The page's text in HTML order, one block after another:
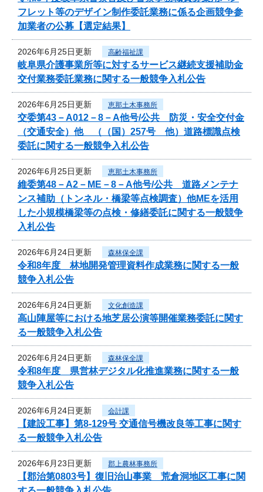
フレット等のデザイン制作委託業務に係る企画競争参
加業者の公募【選定結果】
2026年6月25日更新 高齢福祉課
岐阜県介護事業所等に対するサービス継続支援補助金
交付業務委託業務に関する一般競争入札公告
2026年6月25日更新 恵那土木事務所
交委第43－A012－8－A他号/公共 防災・安全交付金
（交通安全）他 （（国）257号 他）道路標識点検
委託に関する一般競争入札公告
2026年6月25日更新 恵那土木事務所
維委第48－A2－ME－8－A他号/公共 道路メンテナ
ンス補助（トンネル・橋梁等点検調査）他MEを活用
した小規模橋梁等の点検・修繕委託に関する一般競争
入札公告
2026年6月24日更新 森林保全課
令和8年度 林地開発管理資料作成業務に関する一般
競争入札公告
2026年6月24日更新 文化創造課
高山陣屋等における地芝居公演等開催業務委託に関す
る一般競争入札公告
2026年6月24日更新 森林保全課
令和8年度 県営林デジタル化推進業務に関する一般
競争入札公告
2026年6月24日更新 会計課
【建設工事】第8-129号 交通信号機改良等工事に関す
る一般競争入札公告
2026年6月23日更新 郡上農林事務所
【郡治第0803号】復旧治山事業 荒倉洞地区工事に関